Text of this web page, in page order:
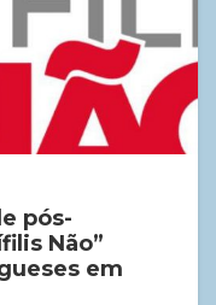
pós-
Não”
em